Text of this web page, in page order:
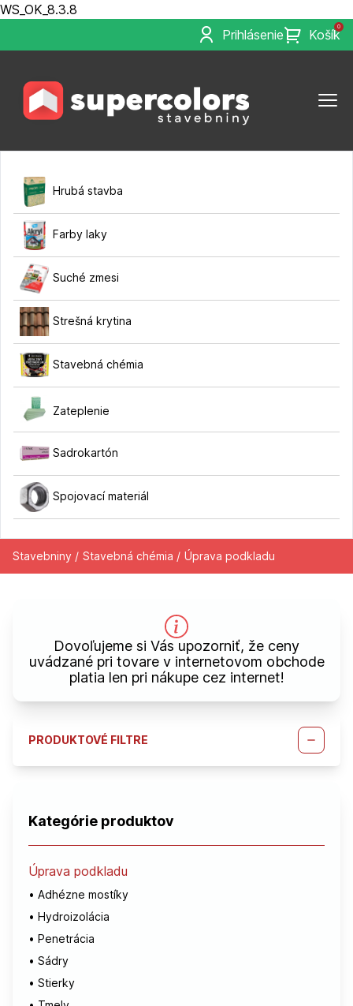
WS_OK_8.3.8
Prihlásenie
0
Košík
Hrubá stavba
Farby laky
Suché zmesi
Strešná krytina
Stavebná chémia
Zateplenie
Sadrokartón
Spojovací materiál
Stavebniny / Stavebná chémia / Úprava podkladu
Dovoľujeme si Vás upozorniť, že ceny
uvádzané pri tovare v internetovom obchode
platia len pri nákupe cez internet!
PRODUKTOVÉ FILTRE
Kategórie produktov
Úprava podkladu
• Adhézne mostíky
• Hydroizolácia
• Penetrácia
• Sádry
• Stierky